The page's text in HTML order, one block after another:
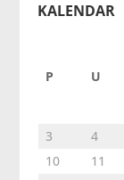
KALENDAR
P U
3
4
10
11